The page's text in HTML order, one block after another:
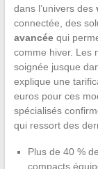
dans l’univers des
connectée, des
avancéequi
comme hiver. Les
soignée jusque
explique une
euros pour ces
spécialisés
qui ressort des
Plus de 40 %
compacts